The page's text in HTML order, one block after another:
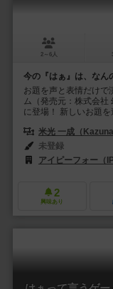
2～6人
今の『はぁ』は、なん
お題を声と表情だけで
ム（発売元：株式会社
に登場！ 新しいお題
米光 一成（
未登録
アイピーフォー（
2
興味あり